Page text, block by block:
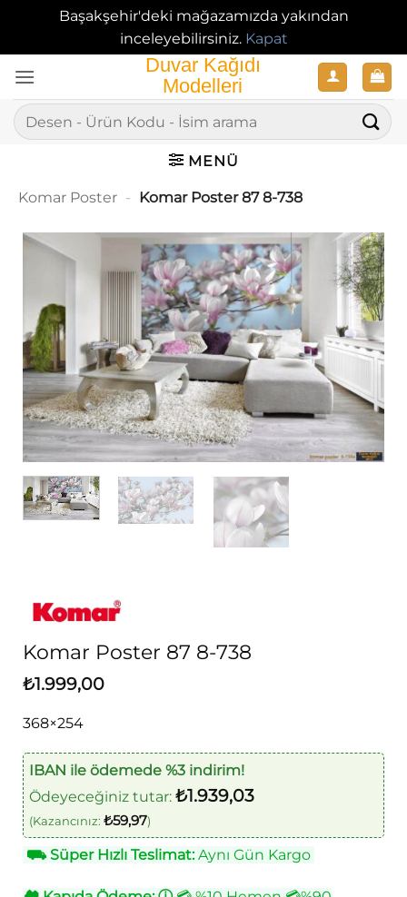
Başakşehir'deki mağazamızda yakından
inceleyebilirsiniz. Kapat
atla
Ara:
MENÜ
Komar Poster - Komar Poster 87 8-738
Komar Poster 87 8-738
₺1.999,00
368×254
IBAN ile ödemede %3 indirim!
Ödeyeceğiniz tutar: ₺1.939,03
(Kazancınız: ₺59,97)
⛟Süper Hızlı Teslimat:Aynı Gün Kargo